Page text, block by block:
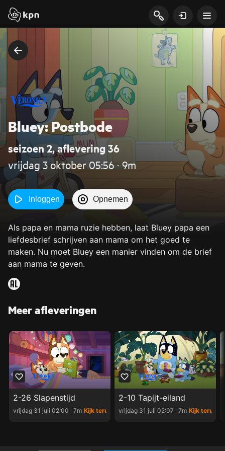
Bluey: Postbode
seizoen 2, aflevering 36
vrijdag 3 oktober 05:56 ‧ 9m
Inloggen Opnemen
Als papa en mama ruzie hebben, laat Bluey papa een
liefdesbrief schrijven aan mama om het goed te
maken. Nu moet Bluey een manier vinden om de brief
aan mama te geven.
Meer afleveringen
2-26 Slapenstijd
vrijdag 31 juli 02:00 ‧ 7m Kijk terug
2-10 Tapijt-eiland
vrijdag 31 juli 02:07 ‧ 7m Kijk terug